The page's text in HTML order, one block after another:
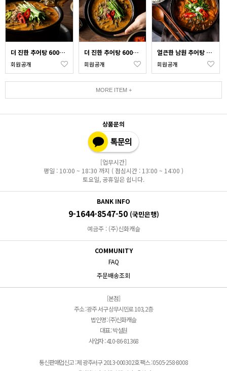
더 진한 추어탕 600g + 얼큰한 남원 추어탕 500g (각 1팩)
회원공개
더 진한 추어탕 600g x 3팩(미꾸라지20%)
회원공개
얼큰한 남원 추어탕 500g x 3팩
회원공개
MORE ITEM +
상품문의
[업무시간]
평일 : 10:00 ~ 18:30 까지 ( 점심시간 : 13:00 ~ 14:00 )
토요일, 공휴일은 쉽니다.
BANK INFO
9-1644-8547-50 (국민은행)
예금주 : (주)신화캐슬
COMMUNITY
FAQ
주문배송조회
[본점]
주소 : 광주 서구 상무시민로 103, 2층
법인명 : (주)신화캐슬
대표 : 박설원
사업자 : 410-86-81368
통신판매업신고 : 제 광주서구 2013-000302호 팩스 : 0505-258-8008